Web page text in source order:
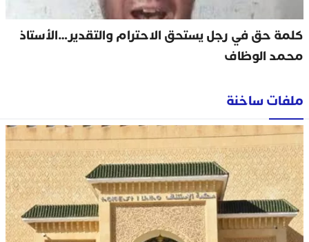
كلمة حق في رجل يستحق الاحترام والتقدير…الأستاذ
محمد الوظاف
ملفات ساخنة